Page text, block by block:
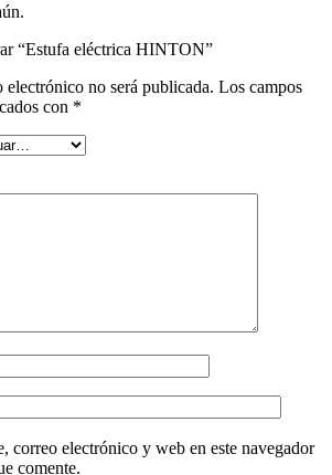
“Estufa eléctrica HINTON”
no será publicada. Los campos
con *
correo electrónico y web en este navegador
comente.